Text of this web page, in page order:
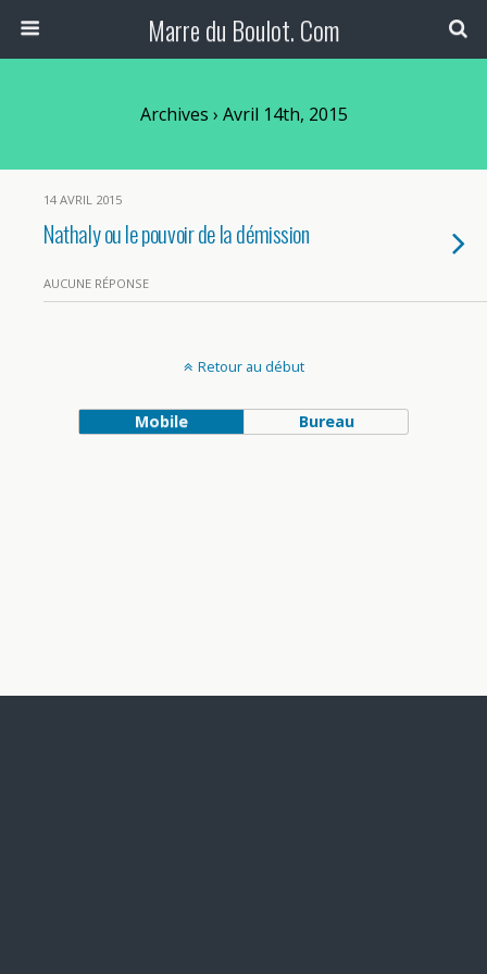
Marre du Boulot. Com
Archives › Avril 14th, 2015
14 AVRIL 2015
Nathaly ou le pouvoir de la démission
AUCUNE RÉPONSE
Retour au début
Mobile Bureau